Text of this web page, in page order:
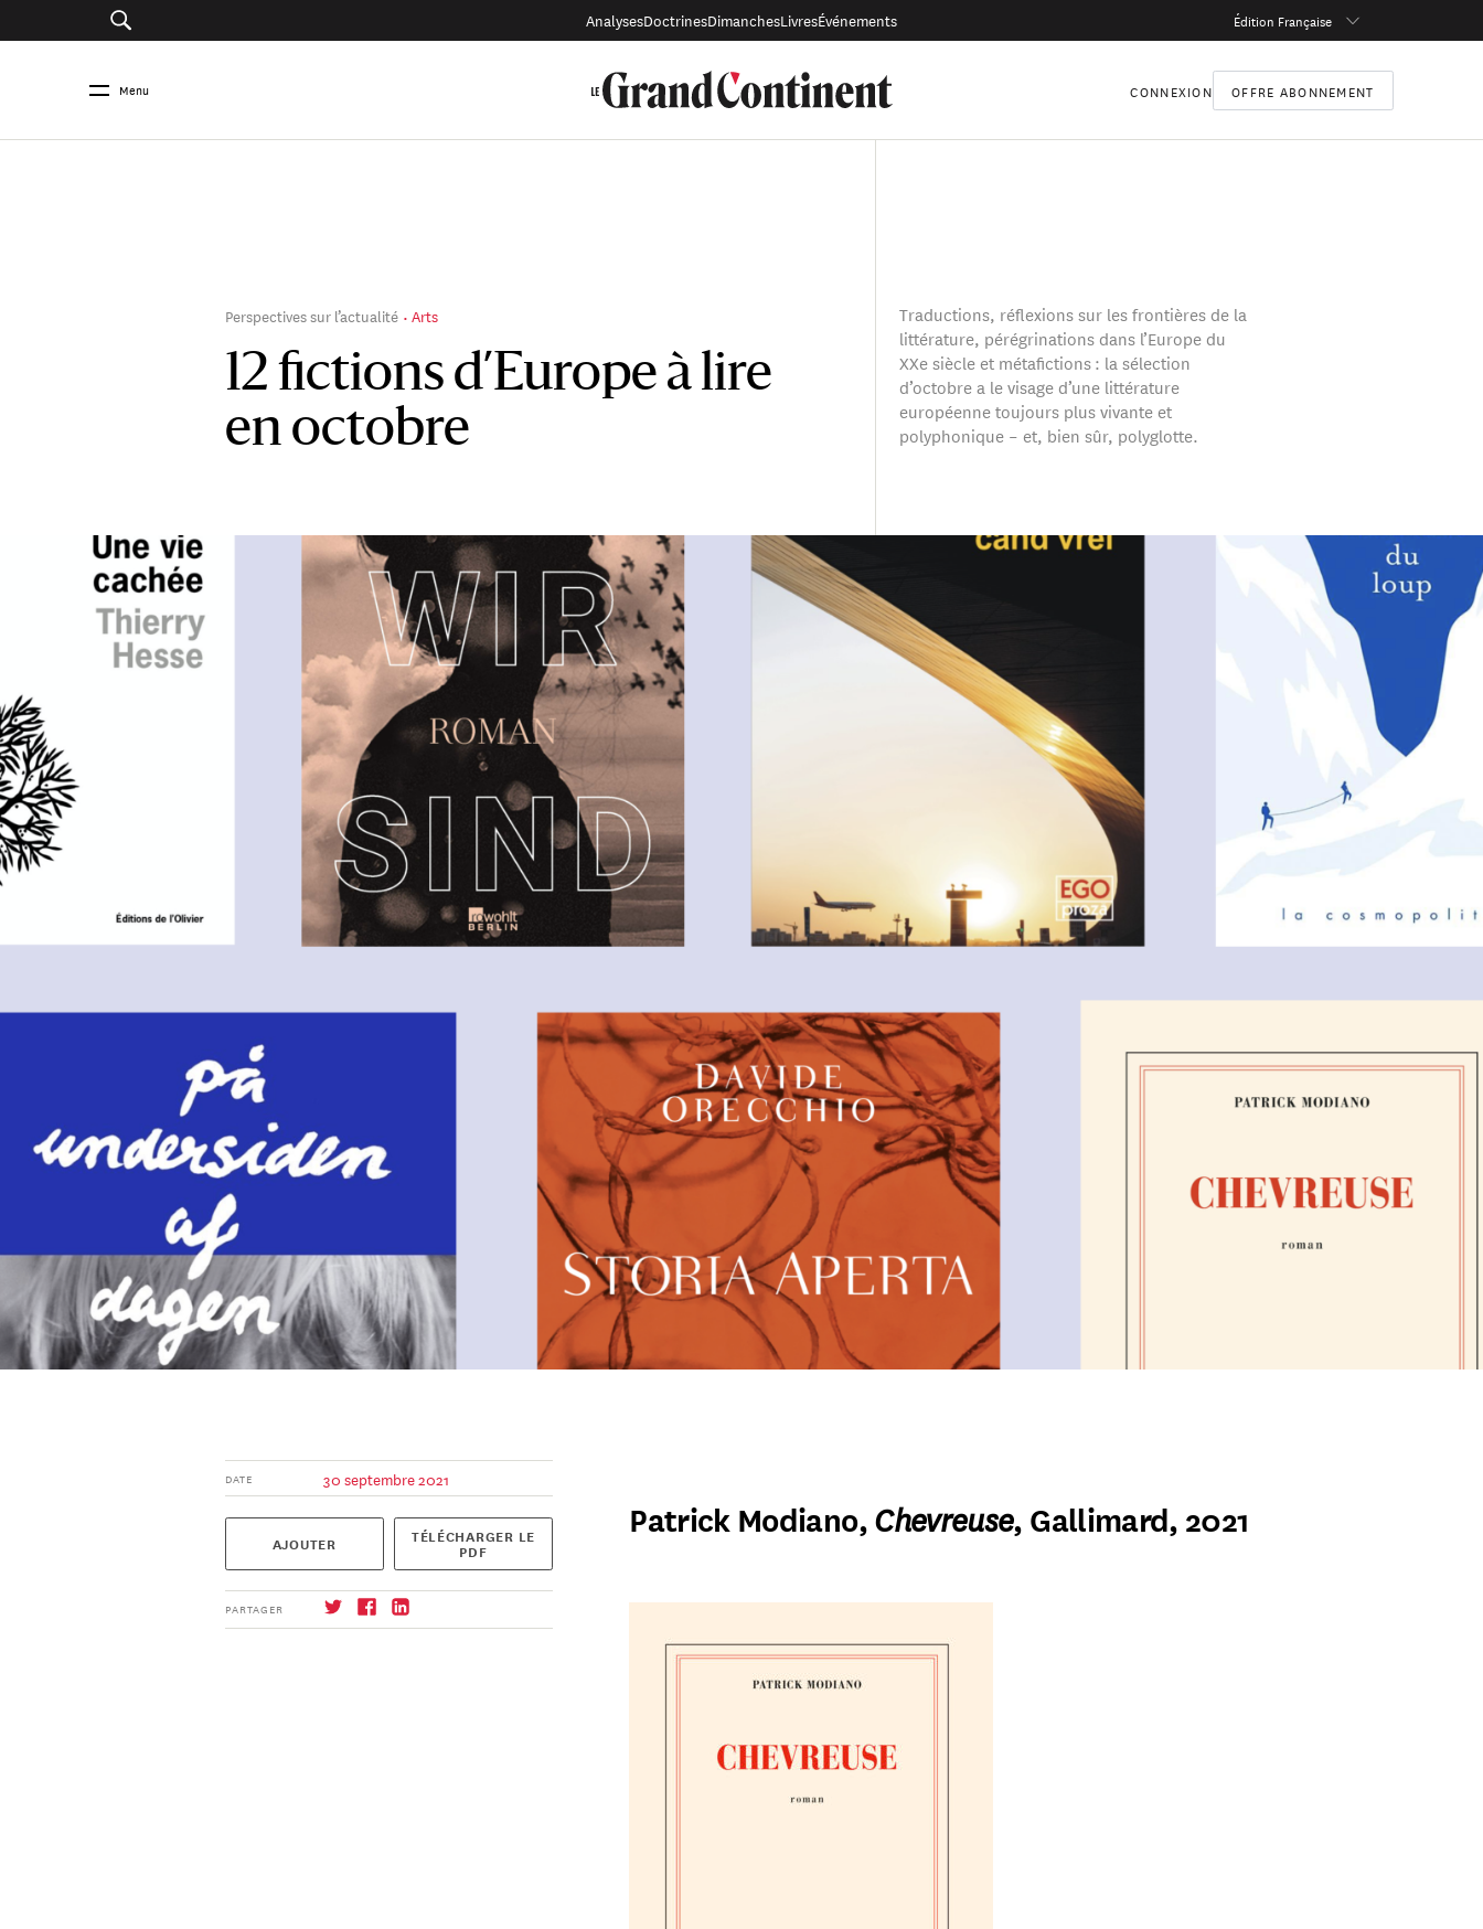
AnalysesDoctrinesDimanchesLivresÉvénements Édition Française
Menu CONNEXION OFFRE ABONNEMENT
12 fictions d’Europe à lire
en octobre
Perspectives sur l’actualité Arts
Traductions, réflexions sur les frontières de la
littérature, pérégrinations dans l’Europe du
XXe siècle et métafictions : la sélection
d’octobre a le visage d’une littérature
européenne toujours plus vivante et
polyphonique – et, bien sûr, polyglotte.
DATE 30 septembre 2021
AJOUTER TÉLÉCHARGER LE
PDF
PARTAGER
Patrick Modiano,Chevreuse, Gallimard, 2021